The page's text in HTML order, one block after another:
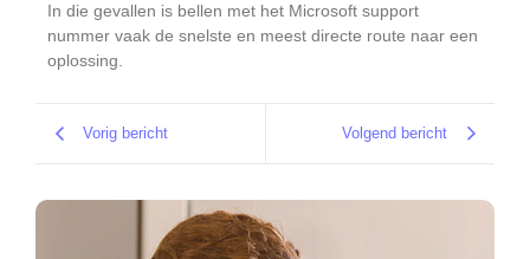
In die gevallen is bellen met het Microsoft support
nummer vaak de snelste en meest directe route naar een
oplossing.
Vorig bericht Volgend bericht